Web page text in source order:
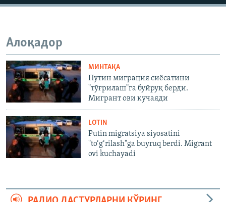
Алоқадор
МИНТАҚА
Путин миграция сиёсатини
"тўғрилаш"га буйруқ берди.
Мигрант ови кучаяди
LOTIN
Putin migratsiya siyosatini
"to‘g‘rilash"ga buyruq berdi. Migrant
ovi kuchayadi